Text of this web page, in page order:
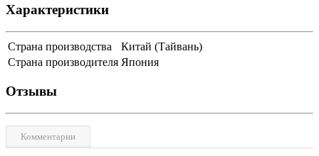
Характеристики
Страна производства
Китай (Тайвань)
Страна производителя Япония
Отзывы
Комментарии